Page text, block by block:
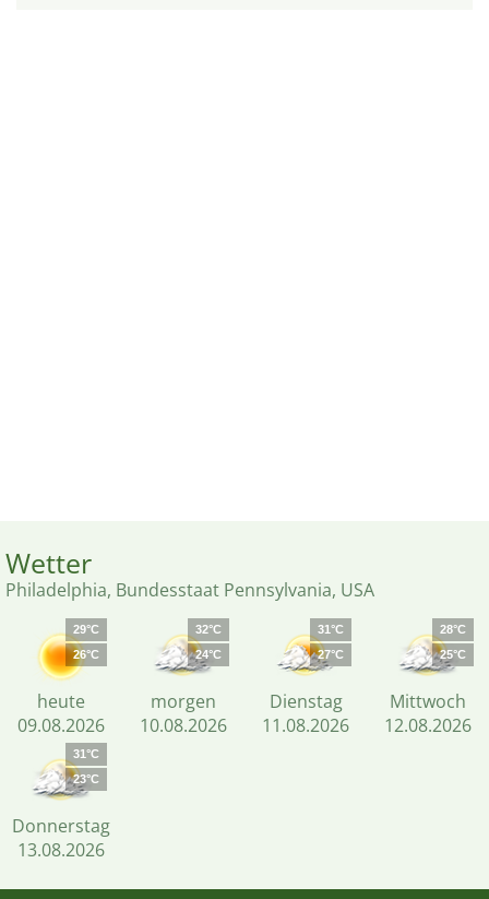
Wetter
Philadelphia, Bundesstaat Pennsylvania, USA
29°C
26°C
heute
09.08.2026
32°C
24°C
morgen
10.08.2026
31°C
27°C
Dienstag
11.08.2026
28°C
25°C
Mittwoch
12.08.2026
31°C
23°C
Donnerstag
13.08.2026